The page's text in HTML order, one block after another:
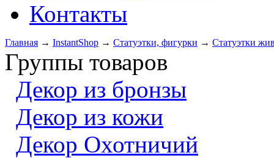
Контакты
Главная → InstantShop → Статуэтки, фигурки → Статуэтки
Группы товаров
Декор из бронзы
Декор из кожи
Декор Охотничий